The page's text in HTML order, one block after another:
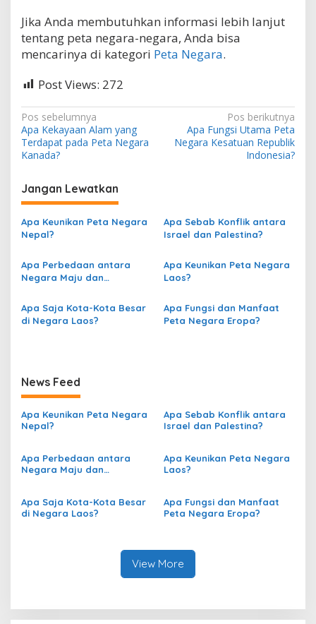
Jika Anda membutuhkan informasi lebih lanjut
tentang peta negara-negara, Anda bisa
mencarinya di kategori Peta Negara.
Post Views: 272
N
a
v
i
g
a
s
i
p
s
Pos sebelumnya
Apa Kekayaan Alam yang
Terdapat pada Peta Negara
Kanada?
Pos berikutnya
Apa Fungsi Utama Peta
Negara Kesatuan Republik
Indonesia?
Jangan Lewatkan
Apa Keunikan Peta Negara
Nepal?
Apa Sebab Konflik antara
Israel dan Palestina?
Apa Perbedaan antara
Negara Maju dan
Peta?
Apa Keunikan Peta Negara
Laos?
Apa Saja Kota-Kota Besar
di Negara Laos?
Apa Fungsi dan Manfaat
Peta Negara Eropa?
News Feed
Apa Keunikan Peta Negara
Nepal?
Apa Sebab Konflik antara
Israel dan Palestina?
Apa Perbedaan antara
Negara Maju dan
Apa Keunikan Peta Negara
Laos?
Apa Saja Kota-Kota Besar
di Negara Laos?
Apa Fungsi dan Manfaat
Peta Negara Eropa?
View More